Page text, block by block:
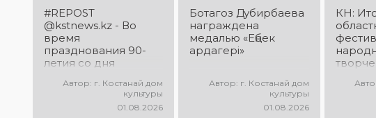
большого
вокального
состязания!
Приходите
поддержать
исполнителей!
#REPOST
@kstnews.kz - Во
время
празднования 90-
летия со дня
Костанайской
области подвели
Автор: г. Костанай дом
культуры
01.08.2026
Ботагоз Дубирбаева
награждена
медалью «Еңбек
ардагері»
Автор: г. Костанай дом
культуры
01.08.2026
КН: